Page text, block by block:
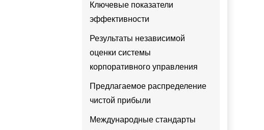
Ключевые показатели
эффективности
Результаты независимой
оценки системы
корпоративного управления
Предлагаемое распределение
чистой прибыли
Международные стандарты